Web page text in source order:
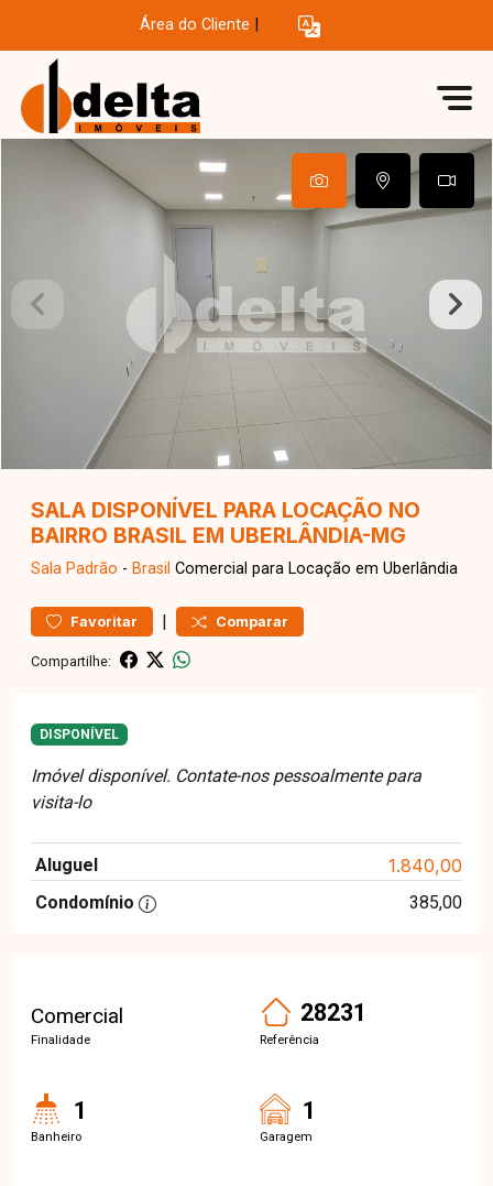
Área do Cliente
SALA DISPONÍVEL PARA LOCAÇÃO NO
BAIRRO BRASIL EM UBERLÂNDIA-MG
Sala Padrão - Brasil Comercial para Locação em Uberlândia
Favoritar | Comparar
Compartilhe:
DISPONÍVEL
Imóvel disponível. Contate-nos pessoalmente para
visita-lo
Aluguel 1.840,00
Condomínio 385,00
Comercial
Finalidade
28231
Referência
1
Banheiro
1
Garagem